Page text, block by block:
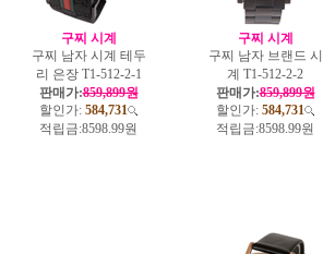
구찌 시계
구찌 남자 시계 테두
리 은장 T1-512-2-1
판매가:859,899원
할인가: 584,731
적립금:8598.99원
구찌 시계
구찌 남자 브랜드 시
계 T1-512-2-2
판매가:859,899원
할인가: 584,731
적립금:8598.99원